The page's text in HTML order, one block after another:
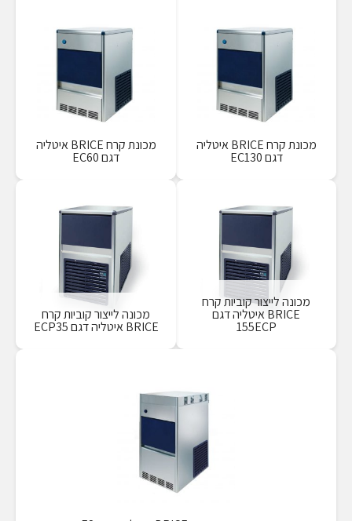
מכונת קרח BRICE איטליה
דגם EC130
מכונת קרח BRICE איטליה
דגם EC60
מכונה לייצור קוביות קרח
BRICE איטליה דגם
155ECP
מכונה לייצור קוביות קרח
BRICE איטליה דגם ECP35